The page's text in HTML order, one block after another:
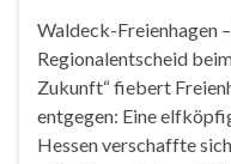
Waldeck-Freienhagen
Regionalentscheid
Zukunft“ fiebert
entgegen: Eine
Hessen verschaffte